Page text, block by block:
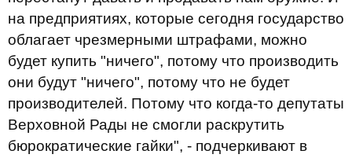
на предприятиях, которые сегодня государство
облагает чрезмерными штрафами, можно
будет купить "ничего", потому что производить
они будут "ничего", потому что не будет
производителей. Потому что когда-то депутаты
Верховной Рады не смогли раскрутить
бюрократические гайки", - подчеркивают в